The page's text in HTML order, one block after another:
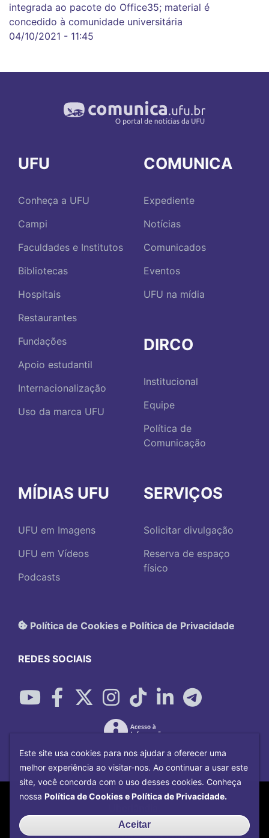
integrada ao pacote do Office35; material é
concedido à comunidade universitária
04/10/2021 - 11:45
UFU
Conheça a UFU
Campi
Faculdades e Institutos
Bibliotecas
Hospitais
Restaurantes
Fundações
Apoio estudantil
Internacionalização
Uso da marca UFU
COMUNICA
Expediente
Notícias
Comunicados
Eventos
UFU na mídia
DIRCO
Institucional
Equipe
Política de
Comunicação
MÍDIAS UFU
UFU em Imagens
UFU em Vídeos
Podcasts
SERVIÇOS
Solicitar divulgação
Reserva de espaço
físico
Política de Cookies e Política de Privacidade
REDES SOCIAIS
Copyright©2026Universidade Federal
Centro de Tecnologia da
Este site usa cookies para nos ajudar a oferecer uma
melhor experiência ao visitar-nos. Ao continuar a usar este
site, você concorda com o uso desses cookies. Conheça
nossa Política de Cookies e Política de Privacidade.
Aceitar